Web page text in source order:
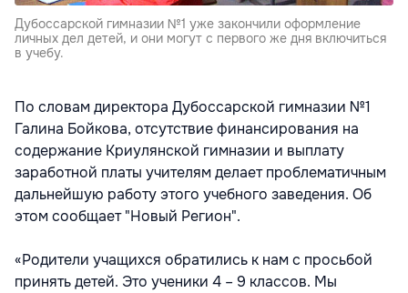
Дубоссарской гимназии №1 уже закончили оформление
личных дел детей, и они могут с первого же дня включиться
в учебу.
По словам директора Дубоссарской гимназии №1
Галина Бойкова, отсутствие финансирования на
содержание Криулянской гимназии и выплату
заработной платы учителям делает проблематичным
дальнейшую работу этого учебного заведения. Об
этом сообщает "Новый Регион".
«Родители учащихся обратились к нам с просьбой
принять детей. Это ученики 4 – 9 классов. Мы